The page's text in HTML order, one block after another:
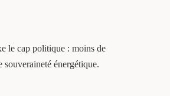
le cap politique : moins de
souveraineté énergétique.